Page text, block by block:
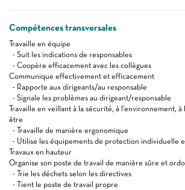
Compétences transversales
Travaille en équipe
- Suit les indications de responsables
- Coopère efficacement avec les collègues
Communique effectivement et efficacement
- Rapporte aux dirigeants/au responsable
- Signale les problèmes au dirigeant/responsable
Travaille en veillant à la sécurité, à l'environnement, à
être
- Travaille de manière ergonomique
- Utilise les équipements de protection individuelle
Travaux en hauteur
Organise son poste de travail de manière sûre et
- Trie les déchets selon les directives
- Tient le poste de travail propre